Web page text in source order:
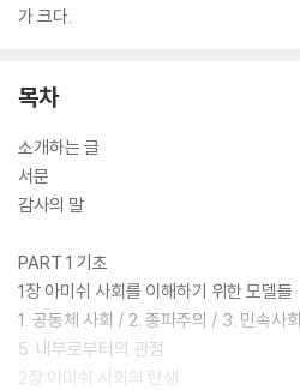
가 크다.
목차
소개하는 글
서문
감사의 말
PART 1 기초
1장 아미쉬 사회를 이해하기 위한 모델들
1. 공동체 사회 / 2. 종파주의 / 3. 민속사
5. 내부로부터의 관점
2장 아미쉬 사회의 탄생